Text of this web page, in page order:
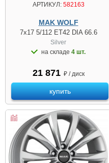
АРТИКУЛ:582163
MAK WOLF
7x17 5/112 ET42 DIA 66.6
Silver
на складе 4 шт.
21 871 ₽ / диск
купить